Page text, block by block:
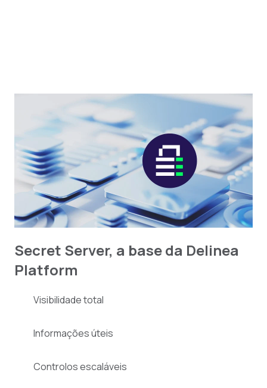
Secret Server, a base da Delinea
Platform
Visibilidade total
Informações úteis
Controlos escaláveis